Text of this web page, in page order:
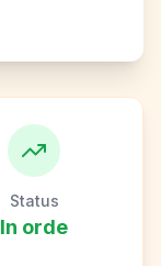
Status
In orde